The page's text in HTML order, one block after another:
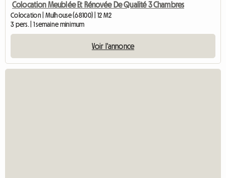
Colocation Meublée Et Rénovée De Qualité 3 Chambres
Colocation | Mulhouse (68100) | 12 M2
3 pers. | 1 semaine minimum
Voir l'annonce